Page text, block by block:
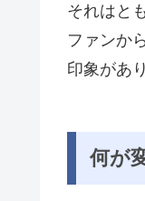
それはと
ファンか
印象があ
何が